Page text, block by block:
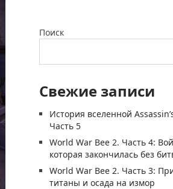
Поиск
Свежие записи
История вселенной
Часть 5
World War Bee 2. Часть 4:
которая закончилась без
World War Bee 2. Часть 3:
титаны и осада на измор